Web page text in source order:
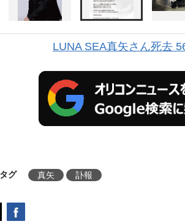
LUNA SEA真矢さん死去
タグ 真矢 訃報